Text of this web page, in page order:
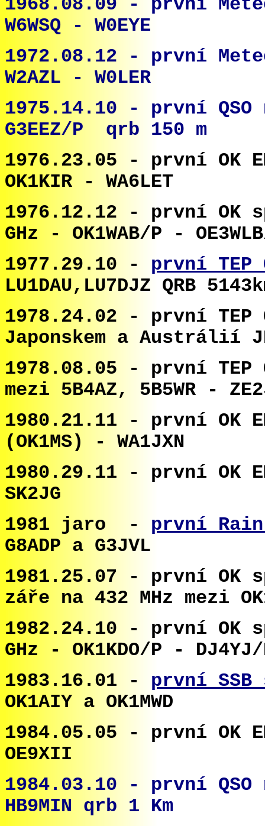
1968.08.09 -
první
W6WSQ - W0EYE
1972.08.12 - první
W2AZL - W0LER
1975.14.10 - první QSO
G3EEZ/P qrb 150 m
1976.23.05 - první OK
OK1KIR - WA6LET
1976.12.12 - první OK
GHz - OK1WAB/P -
1977.29.10 - první TEP
LU1DAU,LU7DJZ QRB
1978.24.02 - první TEP
Japonskem a Austrálií
1978.08.05 - první TEP
mezi 5B4AZ, 5B5WR -
1980.21.11 - první OK
(OK1MS) - WA1JXN
1980.29.11 - první OK
SK2JG
1981 jaro - první Rain
G8ADP a G3JVL
1981.25.07 - první OK
záře na 432 MHz mezi
1982.24.10 - první OK
GHz - OK1KDO/P - DJ4YJ/
1983.16.01 - první SSB
OK1AIY a OK1MWD
1984.05.05 - první OK
OE9XII
1984.03.10 - první QSO
HB9MIN qrb 1 Km